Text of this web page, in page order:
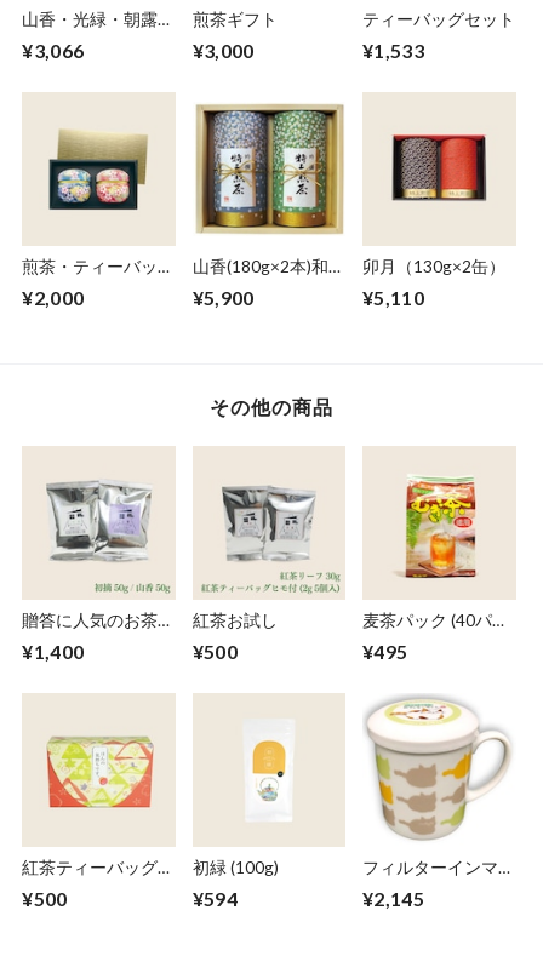
山香・光緑・朝露セ
¥3,066
煎茶ギフト
¥3,000
ティーバッグセット
¥1,533
煎茶・ティーバッグ
¥2,000
山香(180g×2本)和紙
¥5,900
卯月（130g×2缶）
¥5,110
その他の商品
贈答に人気のお茶お
¥1,400
紅茶お試し
¥500
麦茶パック (40パッ
¥495
紅茶ティーバッグ
¥500
初緑 (100g)
¥594
フィルターインマグ
ゃん】
¥2,145